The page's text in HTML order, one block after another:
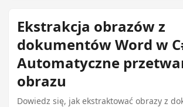
Ekstrakcja obrazów z
dokumentów Word w
Automatyczne
obrazu
Dowiedz się, jak ekstraktować obrazy z